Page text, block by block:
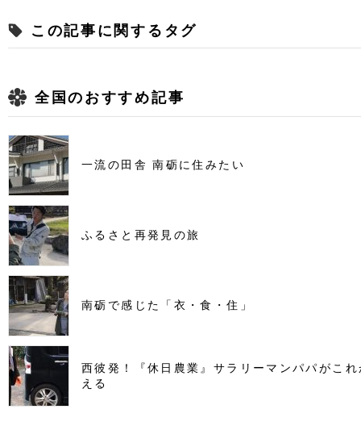
この記事に関するタグ
全国のおすすめ記事
一流の田舎 南砺に住みたい
ふるさと再発見の旅
南砺で感じた「衣・食・住」
西彼発！『休日農業』サラリーマンパパがこ
える